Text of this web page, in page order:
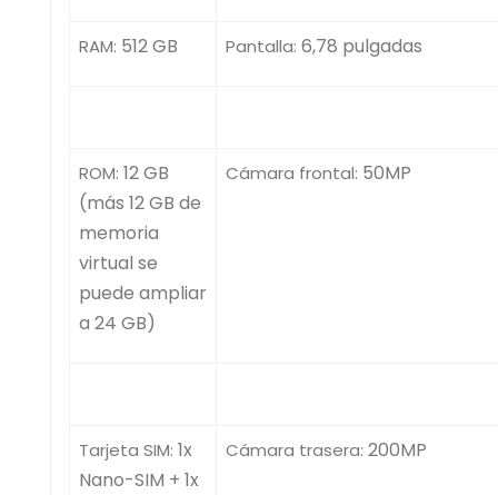
RAM: 512 GB Pantalla: 6,78 pulgadas
ROM: 12 GB
(más 12 GB de
memoria
virtual se
puede ampliar
a 24 GB)
Cámara frontal: 50MP
Tarjeta SIM: 1x
Nano-SIM + 1x
Cámara trasera: 200MP